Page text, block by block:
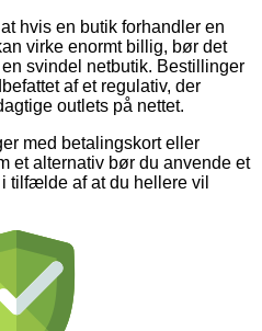
hvis en butik forhandler en
virke enormt billig, bør det
svindel netbutik. Bestillinger
af et regulativ, der
outlets på nettet.
med betalingskort eller
et alternativ bør du anvende et
tilfælde af at du hellere vil